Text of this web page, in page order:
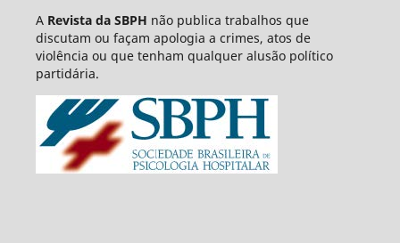
A Revista da SBPH não publica trabalhos que
discutam ou façam apologia a crimes, atos de
violência ou que tenham qualquer alusão político
partidária.